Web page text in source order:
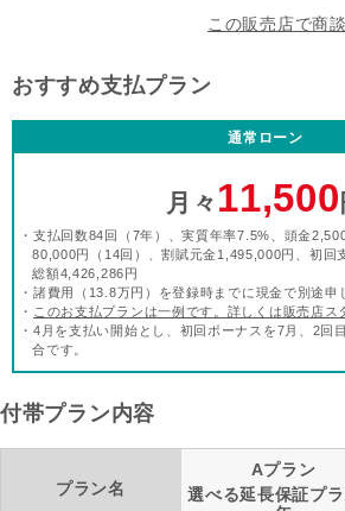
この販売店で商
おすすめ支払プラン
通常ローン
月々 11,500
・支払回数84回（7年）、実質年率7.5%、頭金
80,000円（14回）、割賦元金1,495,000円、初回
総額4,426,286円
・諸費用（13.8万円）を登録時までに現金で別途申
・ このお支払プランは一例です。詳しくは販売店ス
・4月を支払い開始とし、初回ボーナスを7月、2回
合です。
付帯プラン内容
プラン名
Aプラン
選べる延長保証プラ